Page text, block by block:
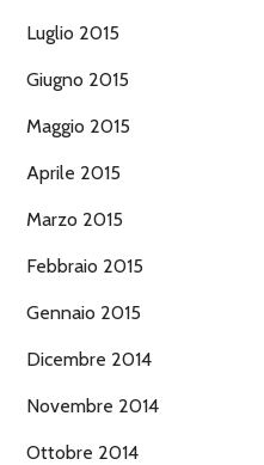
Luglio 2015
Giugno 2015
Maggio 2015
Aprile 2015
Marzo 2015
Febbraio 2015
Gennaio 2015
Dicembre 2014
Novembre 2014
Ottobre 2014